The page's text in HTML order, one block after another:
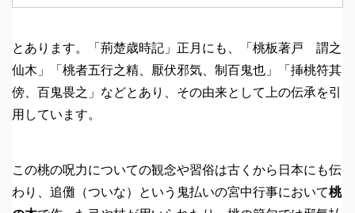
とあります。「荊楚歳時記」正月にも、「桃板著戸 謂之
仙木」「桃者五行之精、厭伏邪気、制百鬼也」「挿桃符其
傍、百鬼畏之」などとあり、その由来として上の伝承を引
用しています。
この桃の呪力についての観念や習俗は古くから日本にも伝
わり、追儺（ついな）という鬼払いの宮中行事において桃